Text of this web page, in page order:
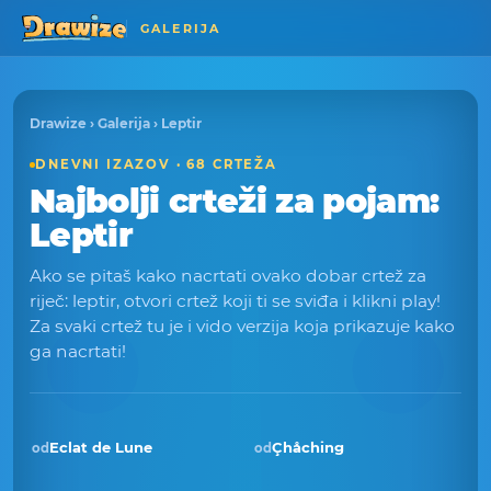
GALERIJA
Drawize › Galerija › Leptir
DNEVNI IZAZOV · 68 CRTEŽA
Najbolji crteži za pojam:
Leptir
Ako se pitaš kako nacrtati ovako dobar crtež za
riječ: leptir, otvori crtež koji ti se sviđa i klikni play!
Za svaki crtež tu je i vido verzija koja prikazuje kako
ga nacrtati!
Pobjednik · vlj 2026
od Eclat de Lune odÇhåching